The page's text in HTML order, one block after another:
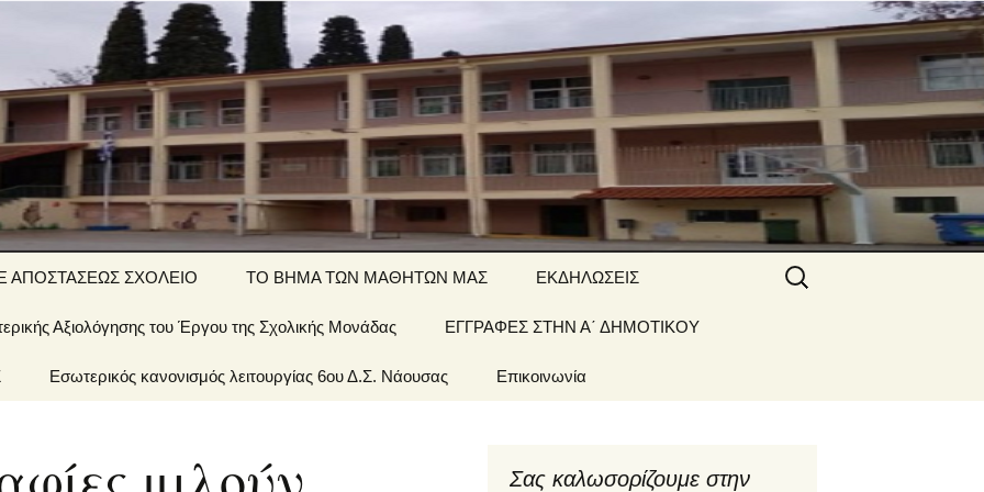
ΣΧΟΛΕΙΟ ΝΑΟΥΣΑΣ
ΑΠΟΣΤΑΣΕΩΣ ΣΧΟΛΕΙΟ
τάξη… εξ
ΤΟ ΒΗΜΑ ΤΩΝ ΜΑΘΗΤΩΝ ΜΑΣ
Αινίγματα-
ΕΚΔΗΛΩΣΕΙΣ
Γιορτές –
Αξιολόγησης του Έργου της Σχολικής Μονάδας ΕΓΓΡΑΦΕΣ ΣΤΗΝ Α΄ ΔΗΜΟΤΙΚΟΥ
Εσωτερικός κανονισμός λειτουργίας 6ου Δ.Σ. Νάουσας Επικοινωνία
Αναζήτηση
για:
Σας καλωσορίζουμε στην